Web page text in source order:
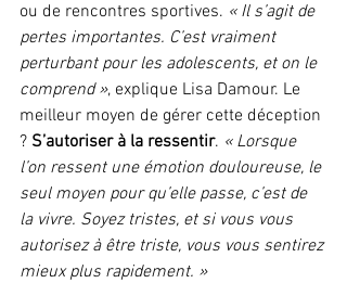
ou de rencontres sportives. « Il s’agit de
pertes importantes. C’est vraiment
perturbant pour les adolescents, et on le
comprend », explique Lisa Damour. Le
meilleur moyen de gérer cette déception
? S’autoriser à la ressentir. « Lorsque
l’on ressent une émotion douloureuse, le
seul moyen pour qu’elle passe, c’est de
la vivre. Soyez tristes, et si vous vous
autorisez à être triste, vous vous sentirez
mieux plus rapidement. »